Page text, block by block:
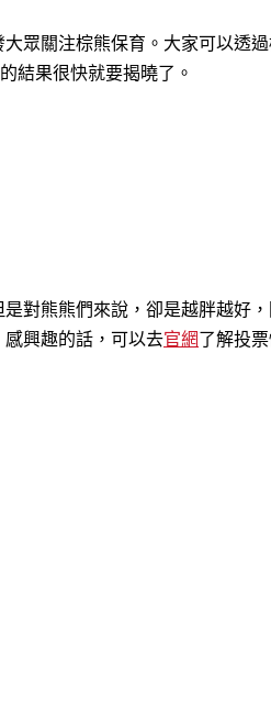
眾關注棕熊保育。大家可以透
結果很快就要揭曉了。
對熊熊們來說，卻是越胖越好
興趣的話，可以去官網了解投